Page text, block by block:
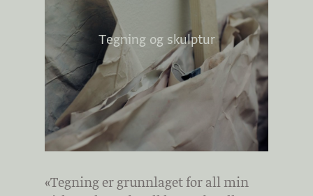
Tegning og skulptur
«Tegning er grunnlaget for all min